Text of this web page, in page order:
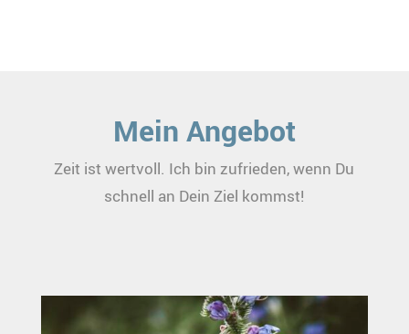
Mein Angebot
Zeit ist wertvoll. Ich bin zufrieden, wenn Du
schnell an Dein Ziel kommst!